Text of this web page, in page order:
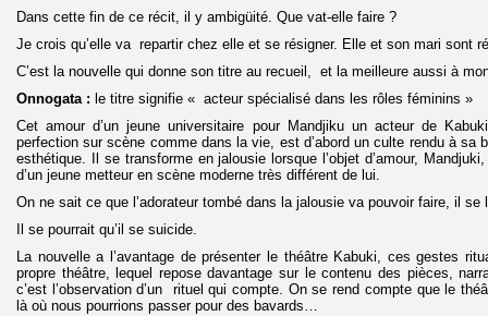
Dans cette fin de ce récit, il y ambigüité. Que vat-elle faire ?
Je crois qu’elle va repartir chez elle et se résigner. Elle et son mari sont
C’est la nouvelle qui donne son titre au recueil, et la meilleure aussi à
Onnogata : le titre signifie « acteur spécialisé dans les rôles féminins »
Cet amour d’un jeune universitaire pour Mandjiku un acteur de
perfection sur scène comme dans la vie, est d’abord un culte rendu à sa
esthétique. Il se transforme en jalousie lorsque l’objet d’amour,
d’un jeune metteur en scène moderne très différent de lui.
On ne sait ce que l’adorateur tombé dans la jalousie va pouvoir faire, il
Il se pourrait qu’il se suicide.
La nouvelle a l’avantage de présenter le théâtre Kabuki, ces gestes
propre théâtre, lequel repose davantage sur le contenu des pièces,
c’est l’observation d’un rituel qui compte. On se rend compte que le
là où nous pourrions passer pour des bavards…